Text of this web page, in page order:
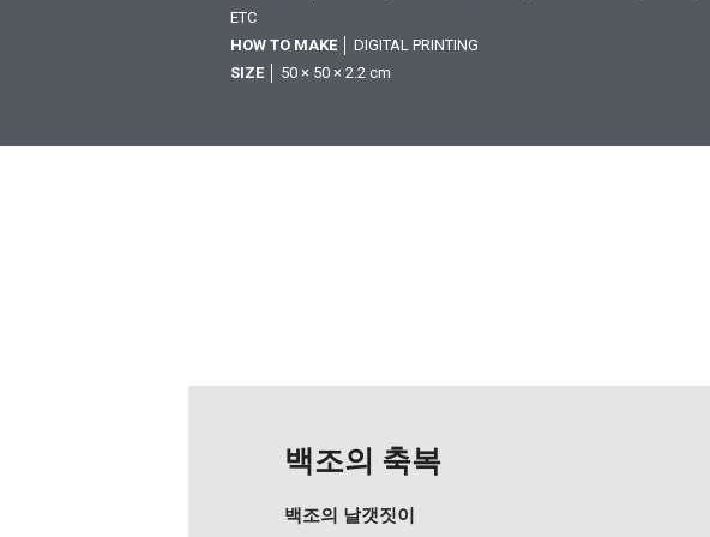
ETC
HOW TO MAKE │ DIGITAL PRINTING
SIZE │ 50 × 50 × 2.2 cm
백조의 축복
백조의 날갯짓이